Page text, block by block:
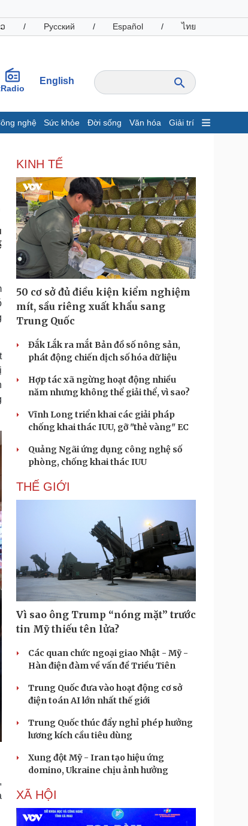
/ Русский / Español / ไทย
Radio
English
nghệ Sức khỏe Đời sống Văn hóa Giải trí
sản
Tiêu dùng
Tỷ giá
Chứng khoán
Giá cà phê
tin doanh nghiệp
nghiệp 24h
nhân
đồng
Công nghệ
Sành điệu
Tin Công nghệ
Trải nghiệm
Chuyển đổi số
Câu chuyện thời sự
Đọc truyện đêm khuya
Cửa sổ tình yêu
Kể chuyện cho bé
Hạt giống tâm hồn
KINH TẾ
50 cơ sở đủ điều kiện kiểm nghiệm
mít, sầu riêng xuất khẩu sang
Trung Quốc
Đắk Lắk ra mắt Bản đồ số nông sản,
phát động chiến dịch số hóa dữ liệu
Hợp tác xã ngừng hoạt động nhiều
năm nhưng không thể giải thể, vì sao?
Vĩnh Long triển khai các giải pháp
chống khai thác IUU, gỡ "thẻ vàng" EC
Quảng Ngãi ứng dụng công nghệ số
phòng, chống khai thác IUU
THẾ GIỚI
Vì sao ông Trump “nóng mặt” trước
tin Mỹ thiếu tên lửa?
Các quan chức ngoại giao Nhật - Mỹ -
Hàn điện đàm về vấn đề Triều Tiên
Trung Quốc đưa vào hoạt động cơ sở
điện toán AI lớn nhất thế giới
Trung Quốc thúc đẩy nghỉ phép hưởng
lương kích cầu tiêu dùng
Xung đột Mỹ - Iran tạo hiệu ứng
domino, Ukraine chịu ảnh hưởng
XÃ HỘI